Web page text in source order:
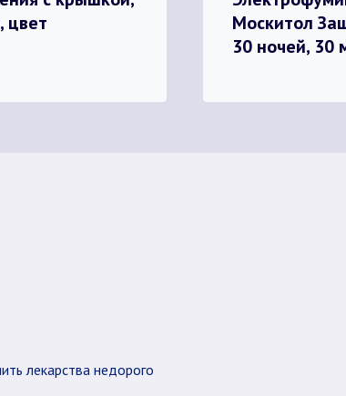
цвет
Москитол
30 ночей, 30
лекарства недорого